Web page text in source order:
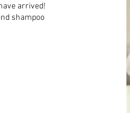
arrived!
shampoo